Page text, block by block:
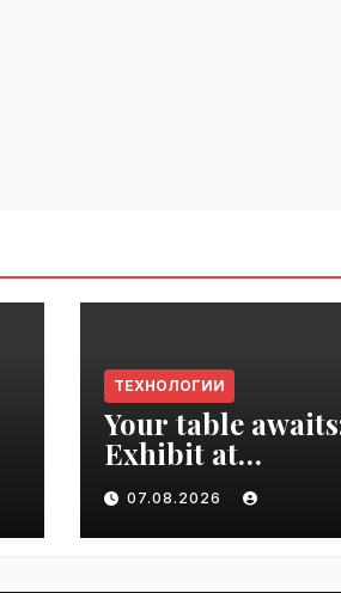
ТЕХНОЛОГИИ
Your table
Exhibit at
TechCrunch
2026 to be seen by
thousands |
07.08.2026